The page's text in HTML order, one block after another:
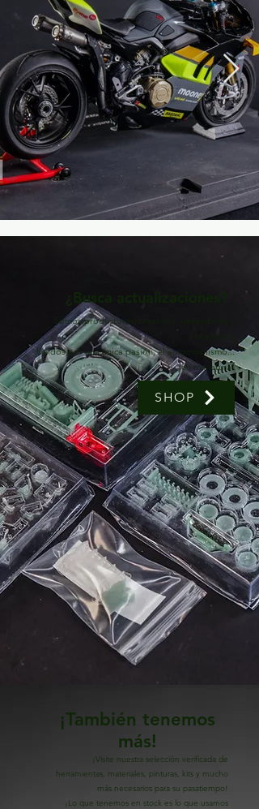
¿Busca actualizaciones?
Somos productores, creativos, pensadores y
soñadores.
Unidos por una única pasión, el automovilismo...
¡en miniatura!
SHOP
¡También tenemos
más!
¡Visite nuestra selección verificada de
herramientas, materiales, pinturas, kits y mucho
más necesarios para su pasatiempo!
¡Lo que tenemos en stock es lo que usamos